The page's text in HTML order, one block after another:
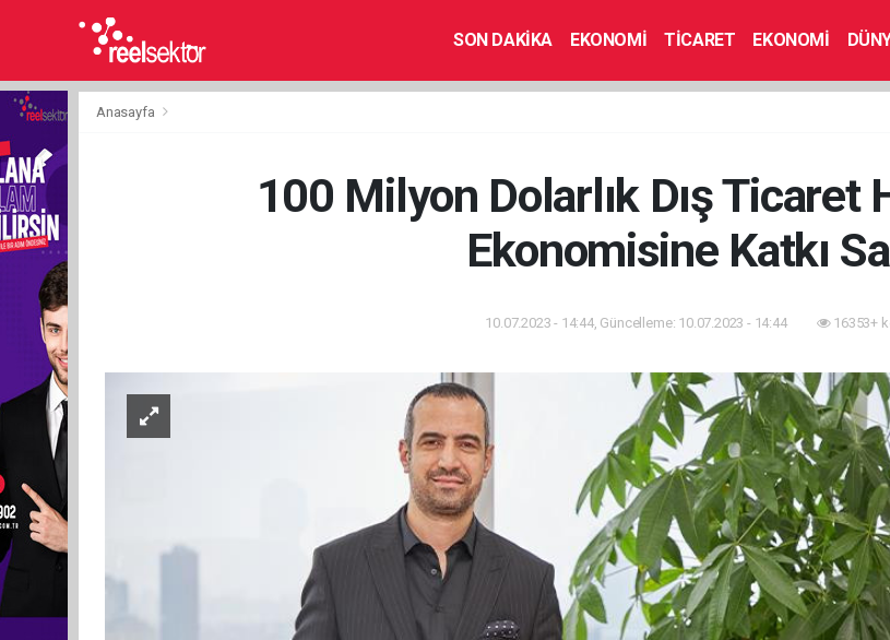
SON DAKİKA EKONOMİ TİCARET EKONOMİ
Anasayfa
100 Milyon Dolarlık Dış Ticaret
Ekonomisine Katkı
10.07.2023 - 14:44, Güncelleme: 10.07.2023 - 14:44 16353+